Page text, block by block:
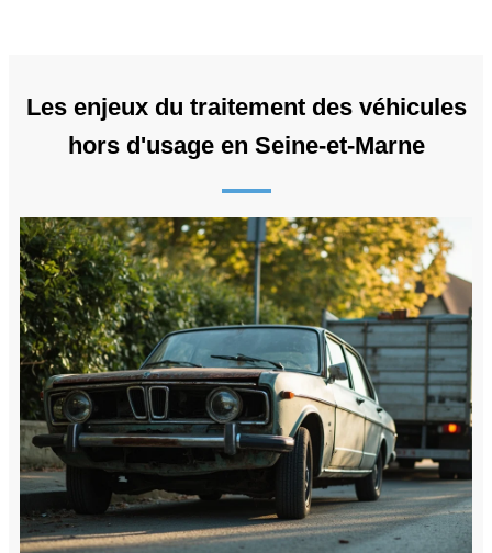
Les enjeux du traitement des véhicules
hors d'usage en Seine-et-Marne